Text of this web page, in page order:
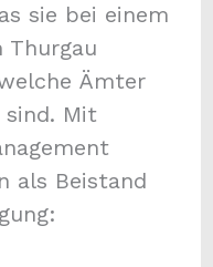
sie bei einem
Ämter
sind. Mit
als Beistand